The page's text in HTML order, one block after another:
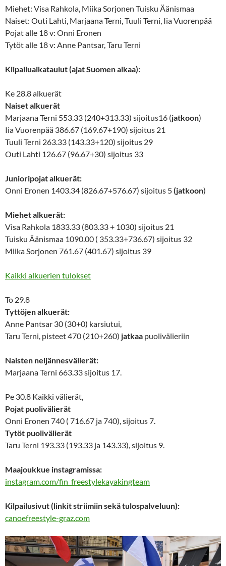
Miehet: Visa Rahkola, Miika Sorjonen Tuisku Äänismaa
Naiset: Outi Lahti, Marjaana Terni, Tuuli Terni, Iia Vuorenpää
Pojat alle 18 v: Onni Eronen
Tytöt alle 18 v: Anne Pantsar, Taru Terni
Kilpailuaikataulut (ajat Suomen aikaa):
Ke 28.8 alkuerät
Naisetalkuerät
Marjaana Terni 553.33 (240+313.33) sijoitus16 (jatkoon)
Iia Vuorenpää 386.67 (169.67+190) sijoitus 21
Tuuli Terni 263.33 (143.33+120) sijoitus 29
Outi Lahti 126.67 (96.67+30) sijoitus 33
Junioripojat alkuerät:
Onni Eronen 1403.34 (826.67+576.67) sijoitus 5(jatkoon)
Miehet alkuerät:
Visa Rahkola 1833.33 (803.33 + 1030) sijoitus 21
Tuisku Äänismaa 1090.00 ( 353.33+736.67) sijoitus 32
Miika Sorjonen 761.67 (401.67) sijoitus 39
Kaikki alkuerien tulokset
To 29.8
Tyttöjen alkuerät:
Anne Pantsar 30 (30+0) karsiutui,
Taru Terni, pisteet 470 (210+260) jatkaa puolivälieriin
Naisten neljännesvälierät:
Marjaana Terni 663.33 sijoitus 17.
Pe 30.8 Kaikki välierät,
Pojat puolivälierät
Onni Eronen 740 ( 716.67 ja 740), sijoitus 7.
Tytöt puolivälierät
Taru Terni 193.33 (193.33 ja 143.33), sijoitus 9.
Maajoukkue instagramissa:
instagram.com/fin_freestylekayakingteam
Kilpailusivut (linkit striimiin sekä tulospalveluun):
canoefreestyle-graz.com